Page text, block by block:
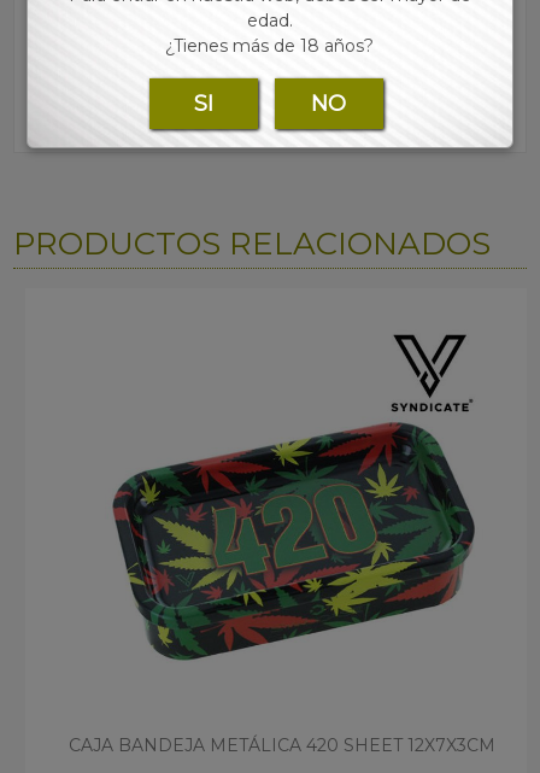
PRODUCTOS RELACIONADOS
CAJA BANDEJA METÁLICA 420 SHEET 12X7X3CM
edad.
¿Tienes más de 18 años?
SI NO